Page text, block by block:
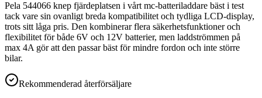
Pela 544066 knep fjärdeplatsen i vårt mc-batteriladdare bäst i test
tack vare sin ovanligt breda kompatibilitet och tydliga LCD-display,
trots sitt låga pris. Den kombinerar flera säkerhetsfunktioner och
flexibilitet för både 6V och 12V batterier, men laddströmmen på
max 4A gör att den passar bäst för mindre fordon och inte större
bilar.
Rekommenderad återförsäljare